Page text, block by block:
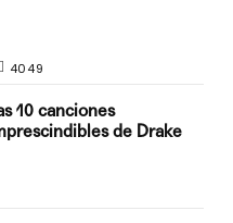
4049
10 canciones
de Drake